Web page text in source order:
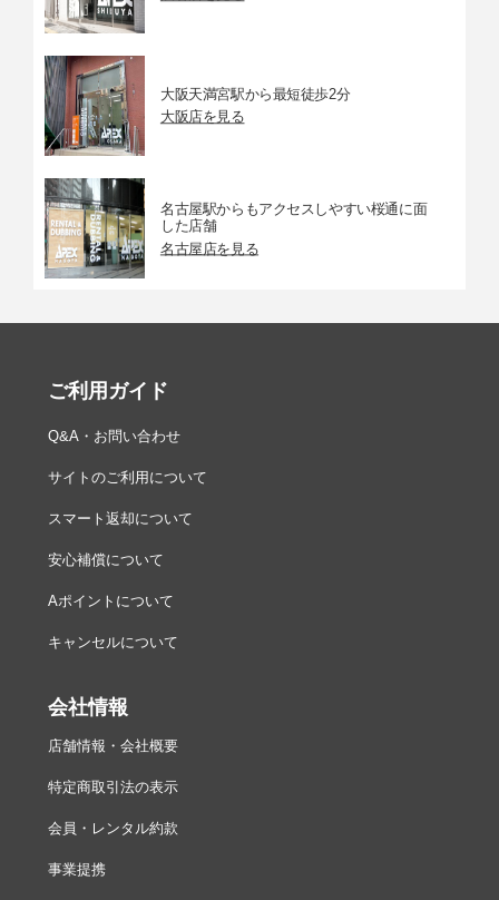
大阪天満宮駅から最短徒歩2分
大阪店を見る
名古屋駅からもアクセスしやすい桜通に面
した店舗
名古屋店を見る
ご利用ガイド
Q&A・お問い合わせ
サイトのご利用について
スマート返却について
安心補償について
Aポイントについて
キャンセルについて
会社情報
店舗情報・会社概要
特定商取引法の表示
会員・レンタル約款
事業提携